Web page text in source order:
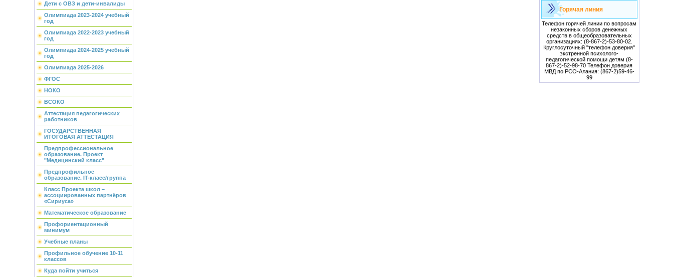
Дети с ОВЗ и дети-инвалиды
Олимпиада 2023-2024 учебный
год
Олимпиада 2022-2023 учебный
год
Олимпиада 2024-2025 учебный
год
Олимпиада 2025-2026
ФГОС
НОКО
ВСОКО
Аттестация педагогических
работников
ГОСУДАРСТВЕННАЯ
ИТОГОВАЯ АТТЕСТАЦИЯ
Предпрофессиональное
образование. Проект
"Медицинский класс"
Предпрофильное
образование. IT-класс/группа
Класс Проекта школ –
ассоциированных партнёров
«Сириуса»
Математическое образование
Профориентационный
минимум
Учебные планы
Профильное обучение 10-11
классов
Куда пойти учиться
Горячая линия
Телефон горячей линии по вопросам
незаконных сборов денежных
средств в общеобразовательных
организациях: (8-867-2)-53-80-02.
Круглосуточный "телефон доверия"
экстренной психолого-
педагогической помощи детям (8-
867-2)-52-98-70 Телефон доверия
МВД по РСО-Алания: (867-2)59-46-
99